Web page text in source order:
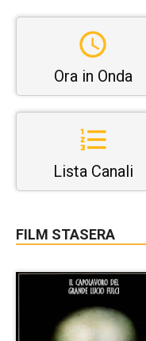
Ora in Onda
Lista Canali
FILM STASERA